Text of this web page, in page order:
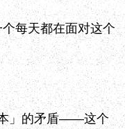
每天都在面对这个
」的矛盾——这个